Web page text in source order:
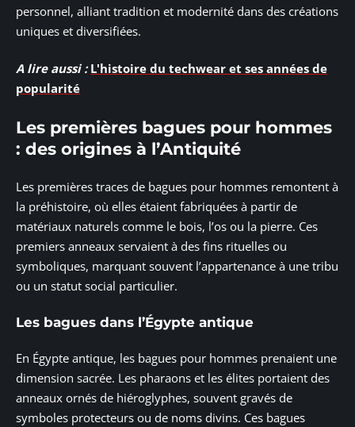
personnel, alliant tradition et modernité dans des créations
uniques et diversifiées.
A lire aussi : L'histoire du techwear et ses années de
popularité
Les premières bagues pour hommes
: des origines à l’Antiquité
Les premières traces de bagues pour hommes remontent à
la préhistoire, où elles étaient fabriquées à partir de
matériaux naturels comme le bois, l’os ou la pierre. Ces
premiers anneaux servaient à des fins rituelles ou
symboliques, marquant souvent l’appartenance à une tribu
ou un statut social particulier.
Les bagues dans l’Égypte antique
En Égypte antique, les bagues pour hommes prenaient une
dimension sacrée. Les pharaons et les élites portaient des
anneaux ornés de hiéroglyphes, souvent gravés de
symboles protecteurs ou de noms divins. Ces bagues